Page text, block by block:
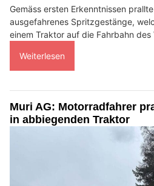
Gemäss ersten Erkenntnissen
ausgefahrenes Spritzgestänge,
einem Traktor auf die Fahrbahn des
Weiterlesen
Muri AG: Motorradfahrer
in abbiegenden Traktor